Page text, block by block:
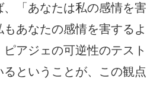
「あなたは私の感情を害
あなたの感情を害するよ
アジェの可逆性のテスト
ということが、この観点